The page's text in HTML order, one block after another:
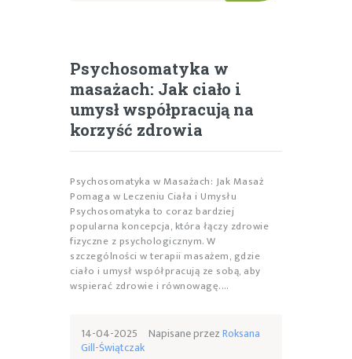
Psychosomatyka w
masażach: Jak ciało i
umysł współpracują na
korzyść zdrowia
Psychosomatyka w Masażach: Jak Masaż
Pomaga w Leczeniu Ciała i Umysłu
Psychosomatyka to coraz bardziej
popularna koncepcja, która łączy zdrowie
fizyczne z psychologicznym. W
szczególności w terapii masażem, gdzie
ciało i umysł współpracują ze sobą, aby
wspierać zdrowie i równowagę.…
14-04-2025 Napisane przezRoksana
Gill-Świątczak